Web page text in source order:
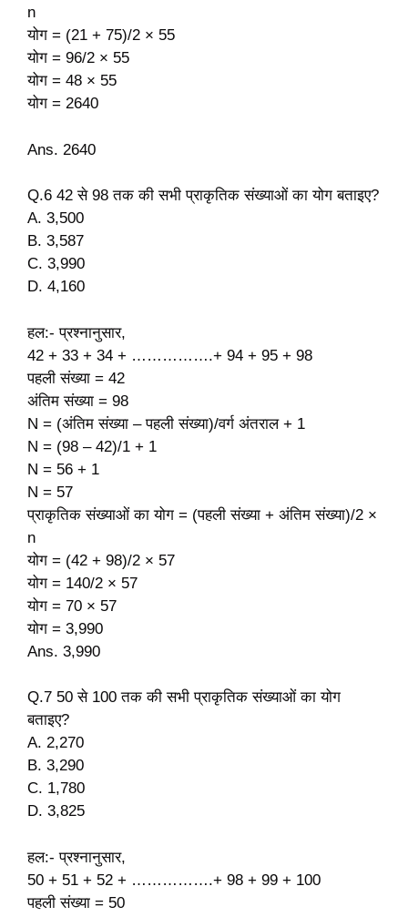
n
योग = (21 + 75)/2 × 55
योग = 96/2 × 55
योग = 48 × 55
योग = 2640
Ans. 2640
Q.6 42 से 98 तक की सभी प्राकृतिक संख्याओं का योग बताइए?
A. 3,500
B. 3,587
C. 3,990
D. 4,160
हल:- प्रश्नानुसार,
42 + 33 + 34 + …………….+ 94 + 95 + 98
पहली संख्या = 42
अंतिम संख्या = 98
N = (अंतिम संख्या – पहली संख्या)/वर्ग अंतराल + 1
N = (98 – 42)/1 + 1
N = 56 + 1
N = 57
प्राकृतिक संख्याओं का योग = (पहली संख्या + अंतिम संख्या)/2 ×
n
योग = (42 + 98)/2 × 57
योग = 140/2 × 57
योग = 70 × 57
योग = 3,990
Ans. 3,990
Q.7 50 से 100 तक की सभी प्राकृतिक संख्याओं का योग
बताइए?
A. 2,270
B. 3,290
C. 1,780
D. 3,825
हल:- प्रश्नानुसार,
50 + 51 + 52 + …………….+ 98 + 99 + 100
पहली संख्या = 50